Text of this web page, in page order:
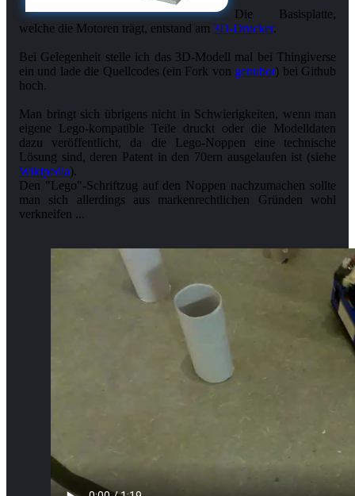
Die Basisplatte,
welche die Motoren trägt, entstand am 3D-Drucker.
Bei Gelegenheit stelle ich das 3D-Modell mal bei Thingiverse
ein und lade die Quellcodes (ein Fork von genubot) bei Github
hoch.
Man bringt sich übrigens nicht in Schwierigkeiten, wenn man
eigene Lego-kompatible Teile druckt oder die Modelldaten
dazu veröffentlicht, da die Lego-Noppen eine technische
Lösung sind, deren Patent in den 70ern ausgelaufen ist (siehe
Wikipedia).
Den "Lego"-Schriftzug auf den Noppen nachzumachen sollte
man sich allerdings aus markenrechtlichen Gründen wohl
verkneifen ...